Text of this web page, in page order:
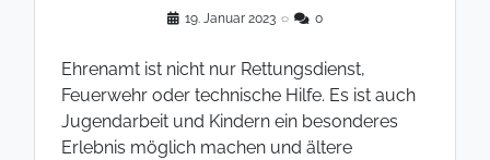
19. Januar 2023 ◌ 0
Ehrenamt ist nicht nur Rettungsdienst,
Feuerwehr oder technische Hilfe. Es ist auch
Jugendarbeit und Kindern ein besonderes
Erlebnis möglich machen und ältere